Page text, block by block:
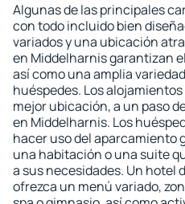
Algunas de las principales
con todo incluido bien
variados y una ubicación
en Middelharnis garantizan
así como una amplia
huéspedes. Los
mejor ubicación, a un paso
en Middelharnis. Los
hacer uso del aparcamiento
una habitación o una suite
a sus necesidades. Un hotel
ofrezca un menú variado,